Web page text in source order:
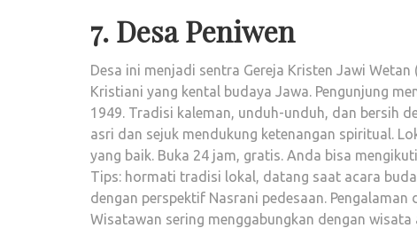
7. Desa Peniwen
Desa ini menjadi sentra Gereja Kristen Jawi
Kristiani yang kental budaya Jawa. Pengunjung
1949. Tradisi kaleman, unduh-unduh, dan bersih
asri dan sejuk mendukung ketenangan spiritual.
yang baik. Buka 24 jam, gratis. Anda bisa
Tips: hormati tradisi lokal, datang saat acara
dengan perspektif Nasrani pedesaan.
Wisatawan sering menggabungkan dengan